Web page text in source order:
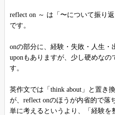
reflect on ～ は「〜について振り
です。
onの部分に、経験・失敗・人生・
uponもありますが、少し硬めな
す。
英作文では「think about」と置き
が、reflect onのほうが内省的で落
単に考えるというより、「経験を